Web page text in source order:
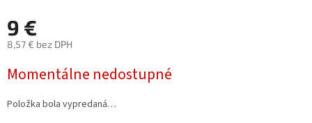
9 €
8,57 € bez DPH
cena:
Momentálne nedostupné
Položka bola vypredaná…